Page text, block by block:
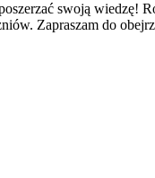
swoją wiedzę!
Zapraszam do